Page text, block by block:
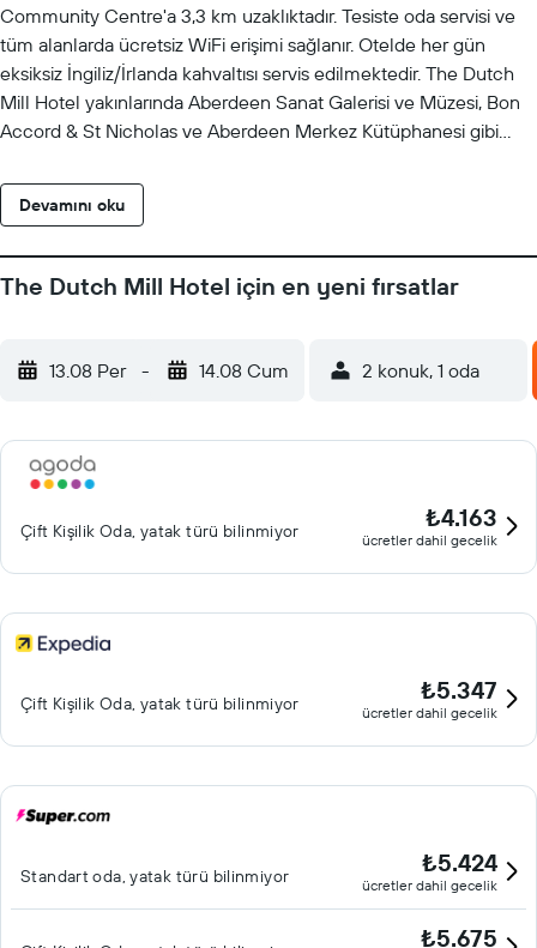
Community Centre'a 3,3 km uzaklıktadır. Tesiste oda servisi ve
tüm alanlarda ücretsiz WiFi erişimi sağlanır. Otelde her gün
eksiksiz İngiliz/İrlanda kahvaltısı servis edilmektedir. The Dutch
Mill Hotel yakınlarında Aberdeen Sanat Galerisi ve Müzesi, Bon
Accord & St Nicholas ve Aberdeen Merkez Kütüphanesi gibi
olan Aberdeen Havaalanı 12 km mesafededir. Binanın arka
tarafında yer alan otoparka Queens Road üzerindeki girişten
Devamını oku
The Dutch Mill Hotel için en yeni fırsatlar
13.08 Per - 14.08 Cum 2 konuk, 1 oda
Çift ​Kişilik Oda, yatak türü bilinmiyor ₺4.163
ücretler dahil gecelik
Çift ​Kişilik Oda, yatak türü bilinmiyor ₺5.347
ücretler dahil gecelik
Standart oda, yatak türü bilinmiyor ₺5.424
ücretler dahil gecelik
₺5.675